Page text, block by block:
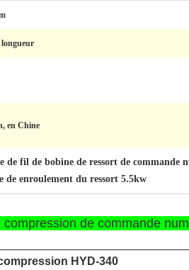
longueur
en Chine
de fil de bobine de ressort de commande
de enroulement du ressort 5.5kw
de commande
HYD-340